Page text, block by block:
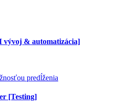
vývoj & automatizácia]
predĺženia
[Testing]